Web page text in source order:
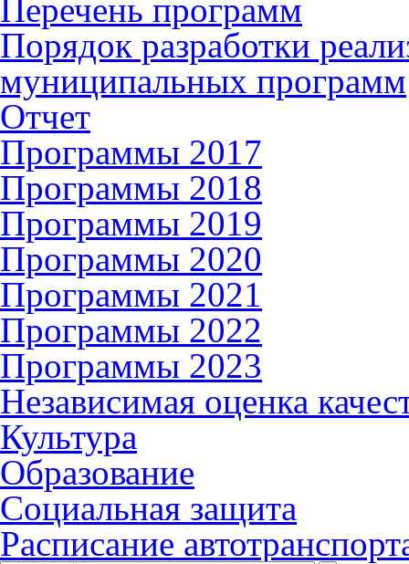
Перечень программ
Порядок разработки
муниципальных программ
Отчет
Программы 2017
Программы 2018
Программы 2019
Программы 2020
Программы 2021
Программы 2022
Программы 2023
Независимая оценка
Культура
Образование
Социальная защита
Расписание